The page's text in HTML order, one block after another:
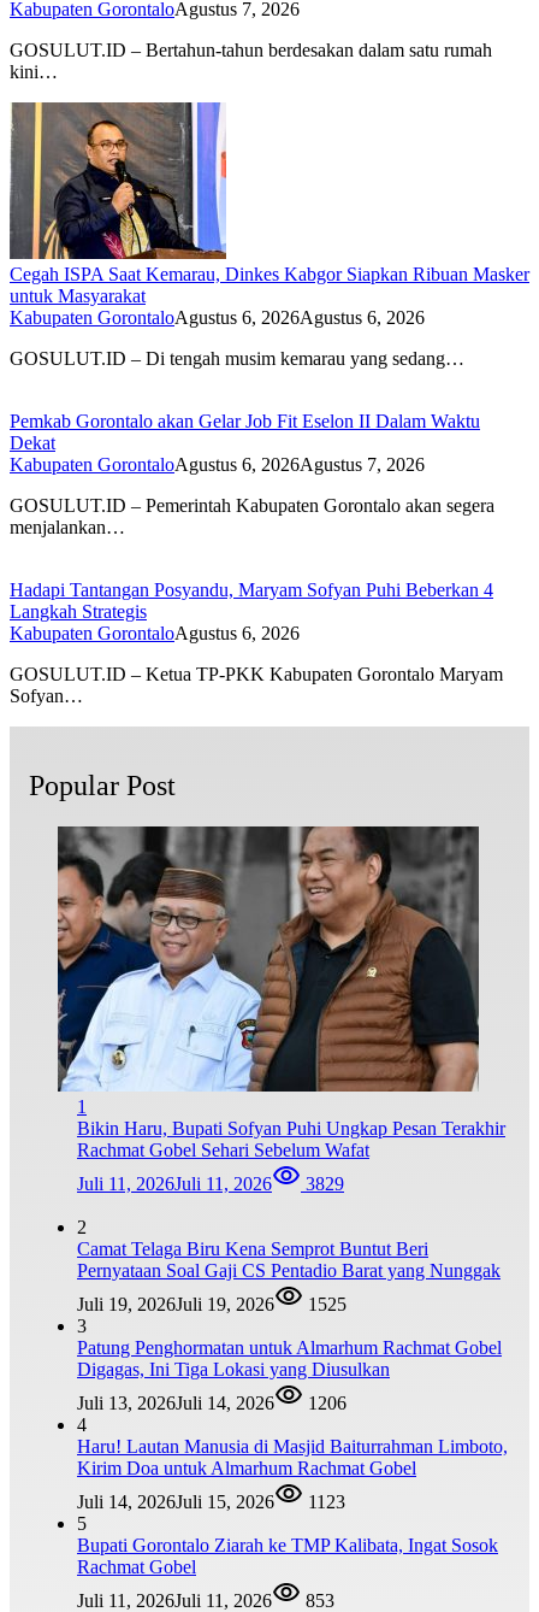
Kabupaten GorontaloAgustus 7, 2026
GOSULUT.ID – Bertahun-tahun berdesakan dalam satu rumah
kini…
Cegah ISPA Saat Kemarau, Dinkes Kabgor Siapkan Ribuan Masker
untuk Masyarakat
Kabupaten GorontaloAgustus 6, 2026Agustus 6, 2026
GOSULUT.ID – Di tengah musim kemarau yang sedang…
Pemkab Gorontalo akan Gelar Job Fit Eselon II Dalam Waktu
Dekat
Kabupaten GorontaloAgustus 6, 2026Agustus 7, 2026
GOSULUT.ID – Pemerintah Kabupaten Gorontalo akan segera
menjalankan…
Hadapi Tantangan Posyandu, Maryam Sofyan Puhi Beberkan 4
Langkah Strategis
Kabupaten GorontaloAgustus 6, 2026
GOSULUT.ID – Ketua TP-PKK Kabupaten Gorontalo Maryam
Sofyan…
Popular Post
1
Bikin Haru, Bupati Sofyan Puhi Ungkap Pesan Terakhir
Rachmat Gobel Sehari Sebelum Wafat
Juli 11, 2026Juli 11, 2026 3829
2
Camat Telaga Biru Kena Semprot Buntut Beri
Pernyataan Soal Gaji CS Pentadio Barat yang Nunggak
Juli 19, 2026Juli 19, 2026
1525
3
Patung Penghormatan untuk Almarhum Rachmat Gobel
Digagas, Ini Tiga Lokasi yang Diusulkan
Juli 13, 2026Juli 14, 2026
1206
4
Haru! Lautan Manusia di Masjid Baiturrahman Limboto,
Kirim Doa untuk Almarhum Rachmat Gobel
Juli 14, 2026Juli 15, 2026
1123
5
Bupati Gorontalo Ziarah ke TMP Kalibata, Ingat Sosok
Rachmat Gobel
Juli 11, 2026Juli 11, 2026 853